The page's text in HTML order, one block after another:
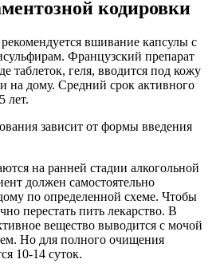
кодировки
вшивание капсулы с
Французский препарат
таблеток, геля, вводится под кожу
на дому. Средний срок активного
лет.
зависит от формы введения
на ранней стадии алкогольной
должен самостоятельно
по определенной схеме. Чтобы
перестать пить лекарство. В
вещество выводится с мочой
Но для полного очищения
10-14 суток.